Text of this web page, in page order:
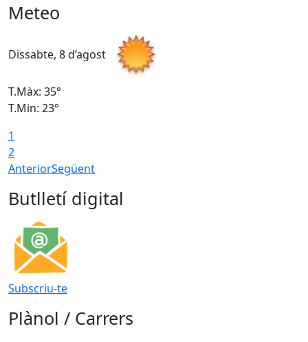
Meteo
Dissabte, 8 d’agost
T.Màx: 35°
T.Min: 23°
1
2
AnteriorSegüent
Butlletí digital
Subscriu-te
Plànol / Carrers